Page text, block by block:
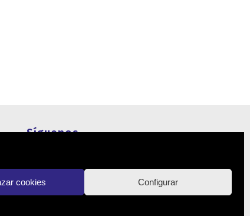
cookies Configurar
Síguenos
Contacto